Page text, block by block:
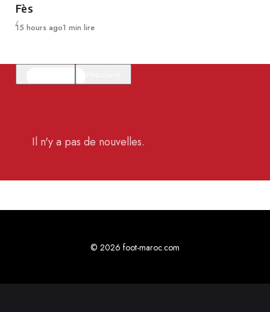
Fès
Publié
15 hours ago1 min lire
Il n'y a pas de nouvelles.
© 2026 foot-maroc.com